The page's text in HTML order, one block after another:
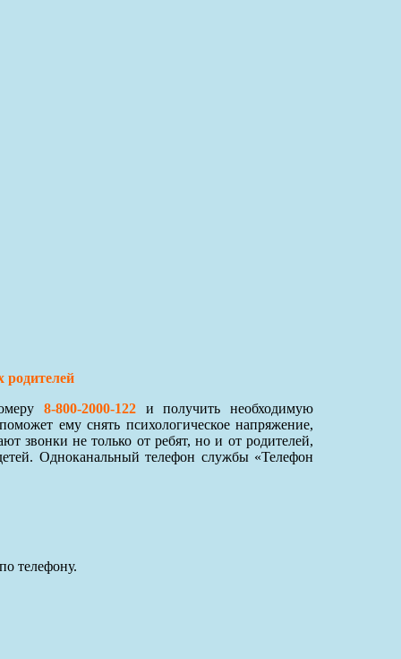
родителей
8-800-2000-122и получить необходимую
ему снять психологическое напряжение,
звонки не только от ребят, но и от родителей,
Одноканальный телефон службы «Телефон
телефону.